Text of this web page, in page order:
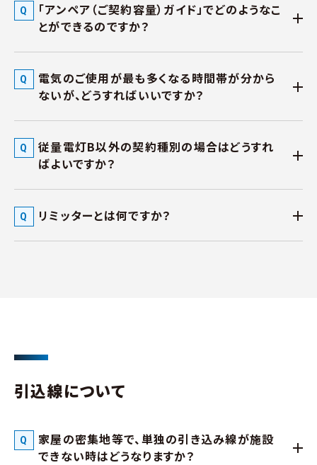
「アンペア（ご契約容量）ガイド」でどのようなこ
とができるのですか？
電気のご使用が最も多くなる時間帯が分から
ないが、どうすればいいですか？
従量電灯B以外の契約種別の場合はどうすれ
ばよいですか？
リミッターとは何ですか？
引込線について
家屋の密集地等で、単独の引き込み線が施設
できない時はどうなりますか？